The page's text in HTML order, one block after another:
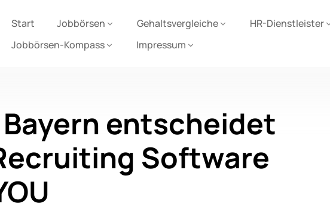
Start Jobbörsen Gehaltsvergleiche HR-Dienstleister
Jobbörsen-Kompass
Impressum
entscheidet
Software